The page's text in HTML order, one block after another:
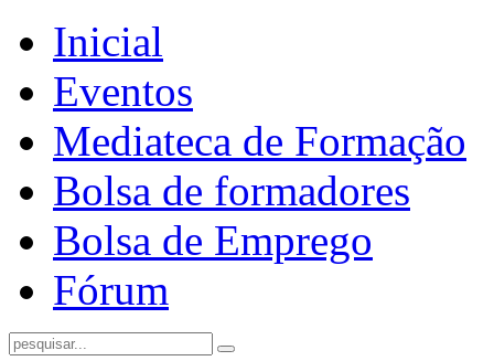
Inicial
Eventos
Mediateca de Formação
Bolsa de formadores
Bolsa de Emprego
Fórum